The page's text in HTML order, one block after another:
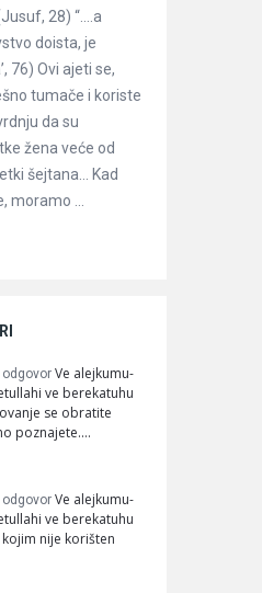
28) “….a
doista, je
76) Ovi ajeti se,
tumače i koriste
da su
žena veće od
šejtana… Kad
moramo ...
Ve alejkumu-
ve berekatuhu
se obratite
poznajete.…
Ve alejkumu-
ve berekatuhu
nije korišten